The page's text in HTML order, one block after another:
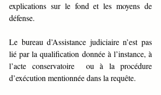
explications sur le fond et les moyens de
défense.
Le bureau d’Assistance judiciaire n’est pas
lié par la qualification donnée à l’instance, à
l’acte conservatoire  ou à la procédure
d’exécution mentionnée dans la requête.